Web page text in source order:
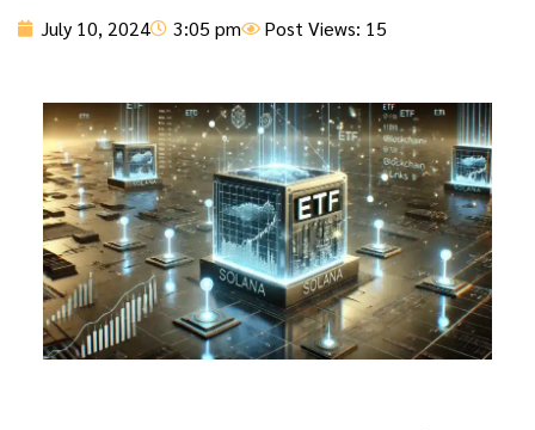
July 10, 2024 3:05 pm Post Views: 15